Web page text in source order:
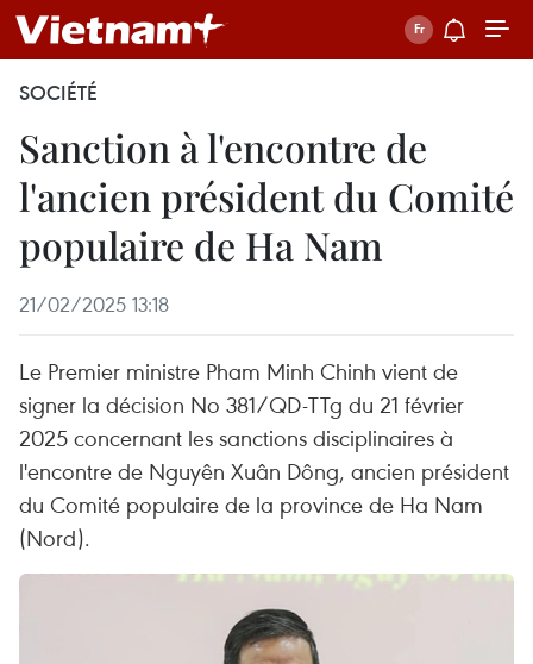
SOCIÉTÉ
Sanction à l'encontre de
l'ancien président du Comité
populaire de Ha Nam
21/02/2025 13:18
Le Premier ministre Pham Minh Chinh vient de
signer la décision No 381/QD-TTg du 21 février
2025 concernant les sanctions disciplinaires à
l'encontre de Nguyên Xuân Dông, ancien président
du Comité populaire de la province de Ha Nam
(Nord).